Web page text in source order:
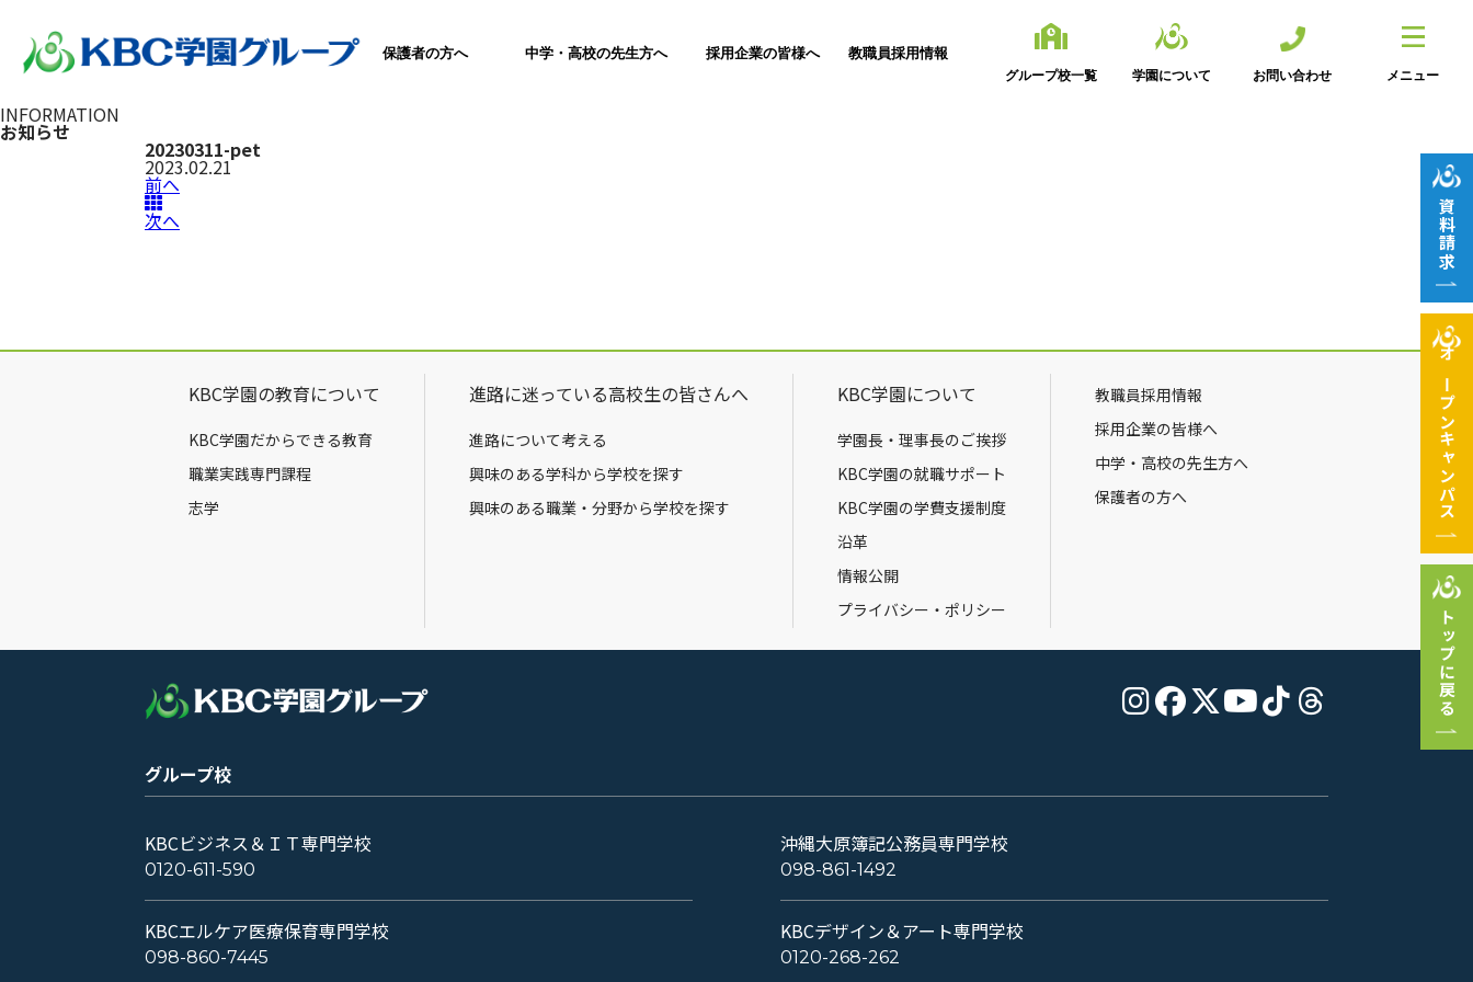
保護者の方へ 中学・高校の先生方へ 採用企業の皆様へ 教職員採用情報
グループ校一覧 学園について お問い合わせ メニュー
INFORMATION
お知らせ
20230311-pet
2023.02.21
前へ
次へ
KBC学園の教育について
KBC学園だからできる教育
職業実践専門課程
志学
進路に迷っている高校生の皆さんへ
進路について考える
興味のある学科から学校を探す
興味のある職業・分野から学校を探す
KBC学園について
学園長・理事長のご挨拶
KBC学園の就職サポート
KBC学園の学費支援制度
沿革
情報公開
プライバシー・ポリシー
教職員採用情報
採用企業の皆様へ
中学・高校の先生方へ
保護者の方へ
グループ校
KBCビジネス＆ＩＴ専門学校
0120-611-590
沖縄大原簿記公務員専門学校
098-861-1492
KBCエルケア医療保育専門学校
098-860-7445
KBCデザイン＆アート専門学校
0120-268-262
資料請求
オープン
キャンパス
トップに戻る